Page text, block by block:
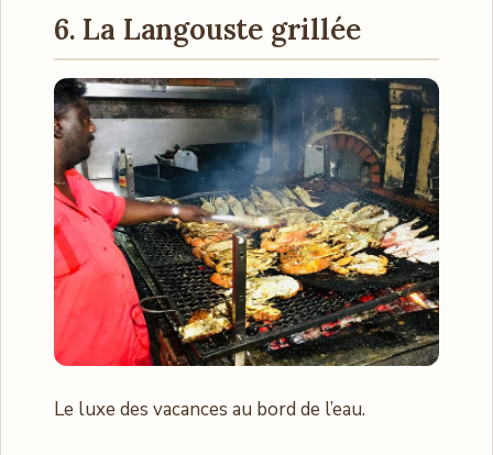
6. La Langouste grillée
Le luxe des vacances au bord de l’eau.